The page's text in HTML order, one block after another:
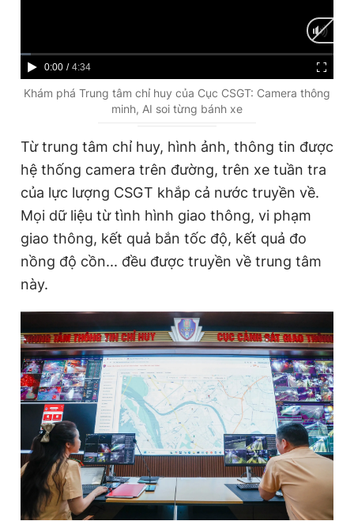
C
u
n
t
m
0:00 / D
u
i
o
n
4:34
Khám phá Trung tâm chỉ huy của Cục CSGT: Camera thông
minh, AI soi từng bánh xe
Từ trung tâm chỉ huy, hình ảnh, thông tin được
hệ thống camera trên đường, trên xe tuần tra
của lực lượng CSGT khắp cả nước truyền về.
Mọi dữ liệu từ tình hình giao thông, vi phạm
giao thông, kết quả bắn tốc độ, kết quả đo
nồng độ cồn... đều được truyền về trung tâm
này.